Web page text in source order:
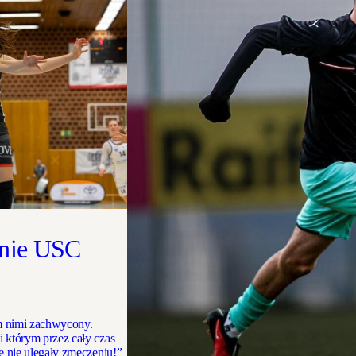
USC
nimi zachwycony.
przez cały czas
nie ulegały zmęczeniu!”